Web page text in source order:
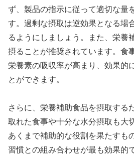
ず、製品の指示に従って適切な量
す。過剰な摂取は逆効果となる場
るようにしましょう。また、栄養
摂ることが推奨されています。食
栄養素の吸収率が高まり、効果的
とができます。
さらに、栄養補助食品を摂取する
取れた食事や十分な水分摂取も大
あくまで補助的な役割を果たすも
習慣との組み合わせが最も効果的